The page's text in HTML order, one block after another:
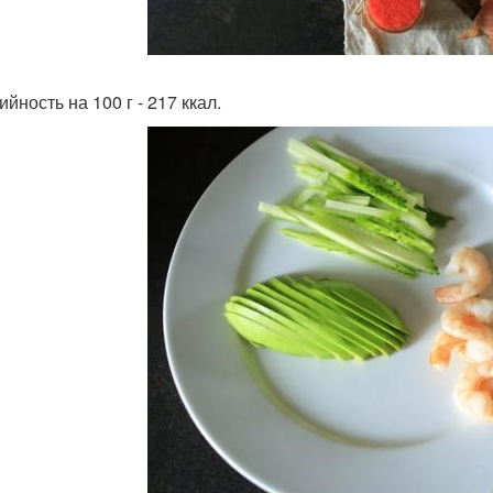
на 100 г - 217 ккал.